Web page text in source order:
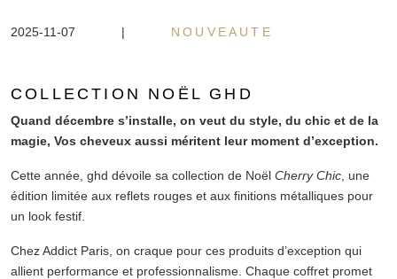
2025-11-07 | NOUVEAUTE
COLLECTION NOËL GHD
Quand décembre s’installe, on veut du style, du chic et de la
magie, Vos cheveux aussi méritent leur moment d’exception.
Cette année, ghd dévoile sa collection de Noël Cherry Chic , une
édition limitée aux reflets rouges et aux finitions métalliques pour
un look festif.
Chez Addict Paris, on craque pour ces produits d’exception qui
allient performance et professionnalisme. Chaque coffret promet